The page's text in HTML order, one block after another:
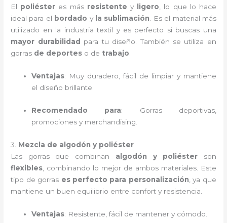
El poliéster es más resistente y ligero, lo que lo hace
ideal para el bordado y la sublimación. Es el material más
utilizado en la industria textil y es perfecto si buscas una
mayor durabilidad
para tu diseño. También se utiliza en
gorras de deportes o de trabajo.
Ventajas: Muy duradero, fácil de limpiar y mantiene
el diseño brillante.
Recomendado para: Gorras deportivas,
promociones y merchandising.
3. Mezcla de algodón y poliéster
Las gorras que combinan algodón y poliéster son
flexibles , combinando lo mejor de ambos materiales. Este
tipo de gorras es perfecto para personalización , ya que
mantiene un buen equilibrio entre confort y resistencia.
Ventajas: Resistente, fácil de mantener y cómodo.